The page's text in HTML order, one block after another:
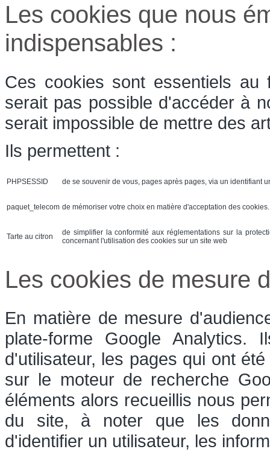
Les cookies que nous
indispensables :
Ces cookies sont essentiels
serait pas possible d'accéder à
serait impossible de mettre des
Ils permettent :
PHPSESSID de se souvenir de vous, pages après pages, via un identifiant
paquet_telecom de mémoriser votre choix en matière d'acceptation des
Tarte au citron
de simplifier la conformité aux réglementations sur la
concernant l'utilisation des cookies sur un site web
Les cookies de mesure
En matière de mesure
plate-forme Google Analytics.
d'utilisateur, les pages qui ont
sur le moteur de recherche
éléments alors recueillis nous
du site, à noter que les
d'identifier un utilisateur, les